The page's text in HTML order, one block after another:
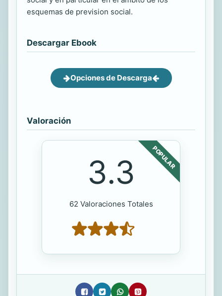
esquemas de prevision social.
Descargar Ebook
Opciones de Descarga
Valoración
POPULAR
3.3
62 Valoraciones Totales